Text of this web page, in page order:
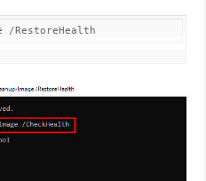
/RestoreHealth